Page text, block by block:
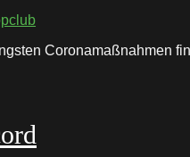
Coronamaßnahmen